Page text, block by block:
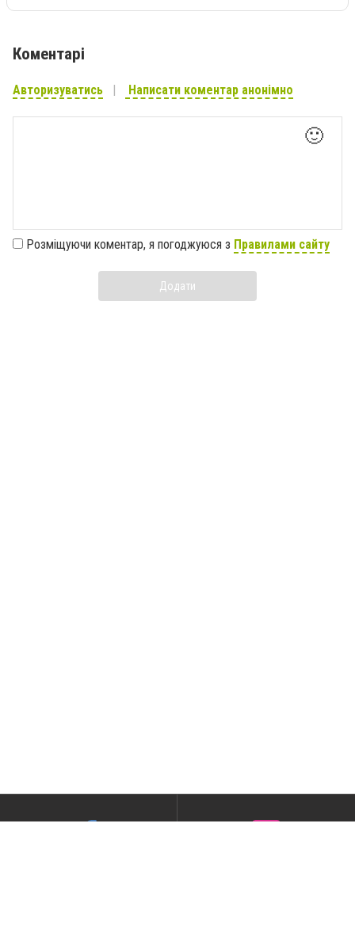
Коментарі
Авторизуватись Написати коментар анонімно
🙂
Розміщуючи коментар, я погоджуюся з Правилами сайту
Додати